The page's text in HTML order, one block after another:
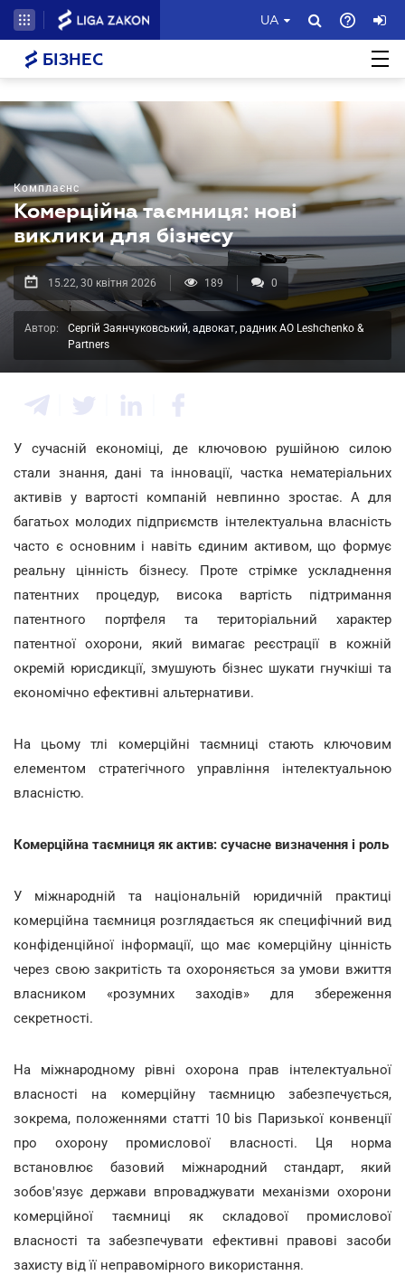
UA
БІЗНЕС
Комплаєнс
Комерційна таємниця: нові
виклики для бізнесу
15.22, 30 квітня 2026 189 0
Автор:
Сергій Заянчуковський, адвокат, радник АО Leshchenko &
Partners
У сучасній економіці, де ключовою рушійною силою
стали знання, дані та інновації, частка нематеріальних
активів у вартості компаній невпинно зростає. А для
багатьох молодих підприємств інтелектуальна власність
часто є основним і навіть єдиним активом, що формує
реальну цінність бізнесу. Проте стрімке ускладнення
патентних процедур, висока вартість підтримання
патентного портфеля та територіальний характер
патентної охорони, який вимагає реєстрації в кожній
окремій юрисдикції, змушують бізнес шукати гнучкіші та
економічно ефективні альтернативи.
На цьому тлі комерційні таємниці стають ключовим
елементом стратегічного управління інтелектуальною
власністю.
Комерційна таємниця як актив: сучасне визначення і роль
У міжнародній та національній юридичній практиці
комерційна таємниця розглядається як специфічний вид
конфіденційної інформації, що має комерційну цінність
через свою закритість та охороняється за умови вжиття
власником «розумних заходів» для збереження
секретності.
На міжнародному рівні охорона прав інтелектуальної
власності на комерційну таємницю забезпечується,
зокрема, положеннями статті 10 bis Паризької конвенції
про охорону промислової власності. Ця норма
встановлює базовий міжнародний стандарт, який
зобов'язує держави впроваджувати механізми охорони
комерційної таємниці як складової промислової
власності та забезпечувати ефективні правові засоби
захисту від її неправомірного використання.